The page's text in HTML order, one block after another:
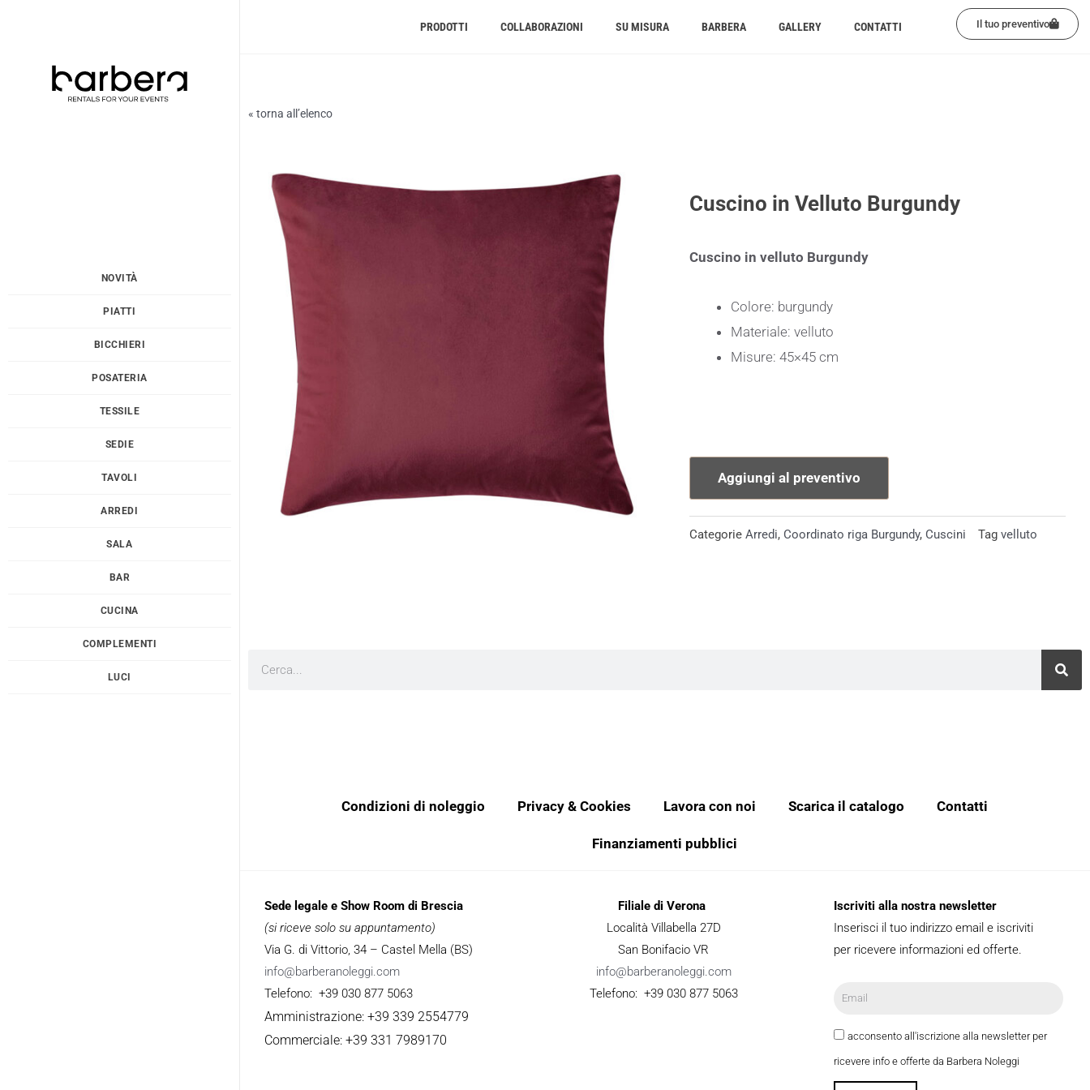
contenuto
NOVITÀ
PIATTI
BICCHIERI
POSATERIA
TESSILE
SEDIE
TAVOLI
ARREDI
SALA
BAR
CUCINA
COMPLEMENTI
LUCI
PRODOTTI COLLABORAZIONI SU MISURA BARBERA GALLERY CONTATTI Il tuo preventivo
« torna all’elenco
Cuscino in Velluto Burgundy
Cuscino in velluto Burgundy
Colore: burgundy
Materiale: velluto
Misure: 45×45 cm
Aggiungi al preventivo
Categorie Arredi, Coordinato riga Burgundy, Cuscini Tag velluto
Cerca
Condizioni di noleggio Privacy & Cookies Lavora con noi Scarica il catalogo Contatti
Finanziamenti pubblici
Sede legale e Show Room di Brescia
(si riceve solo su appuntamento)
Via G. di Vittorio, 34 – Castel Mella (BS)
info@barberanoleggi.com
Telefono: +39 030 877 5063
Amministrazione: +39 339 2554779
Commerciale: +39 331 7989170
Filiale di Verona
Località Villabella 27D
San Bonifacio VR
info@barberanoleggi.com
Telefono: +39 030 877 5063
Iscriviti alla nostra newsletter
Inserisci il tuo indirizzo email e iscriviti
per ricevere informazioni ed offerte.
acconsento all'iscrizione alla newsletter per
ricevere info e offerte da Barbera Noleggi